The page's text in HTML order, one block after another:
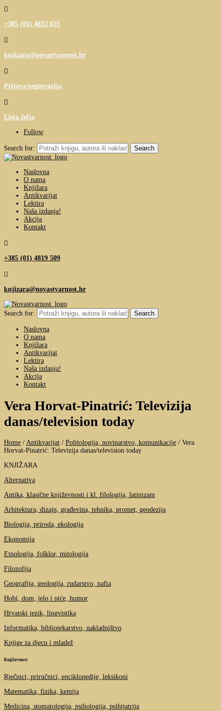

+385 (01) 4812 035

knjizara@novastvarnost.hr

Prijava/registracija

Lista želja
Follow
Search for:
Naslovna
O nama
Knjižara
Antikvarijat
Lektira
Naša izdanja!
Akcija
Kontakt

+385 (01) 4819 509

knjizara@novastvarnost.hr
Search for:
Naslovna
O nama
Knjižara
Antikvarijat
Lektira
Naša izdanja!
Akcija
Kontakt
Vera Horvat-Pinatrić: Televizija
danas/television today
Home / Antikvarijat / Politologija, novinarstvo, komunikacije / Vera
Horvat-Pinatrić: Televizija danas/television today
KNJIŽARA
Alternativa
Antika, klasične književnosti i kl. filologija, latinizam
Arhitektura, dizajn, građevina, tehnika, promet, geodezija
Biologija, priroda, ekologija
Ekonomija
Etnologija, folklor, mitologija
Filozofija
Geografija, geologija, rudarstvo, nafta
Hobi, dom, jelo i piće, humor
Hrvatski jezik, lingvistika
Informatika, bibliotekarstvo, nakladništvo
Knjige za djecu i mladež
Književnost
Rječnici, priručnici, enciklopedije, leksikoni
Matematika, fizika, kemija
Medicina, stomatologija, psihologija, psihijatrija